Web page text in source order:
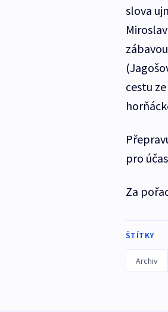
slova
cestu
pro
Za
ŠTÍTKY
Archiv